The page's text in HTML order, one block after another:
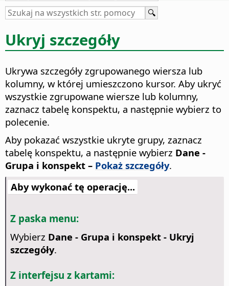
Ukryj szczegóły
Ukrywa szczegóły zgrupowanego wiersza lub
kolumny, w której umieszczono kursor. Aby ukryć
wszystkie zgrupowane wiersze lub kolumny,
zaznacz tabelę konspektu, a następnie wybierz to
polecenie.
Aby pokazać wszystkie ukryte grupy, zaznacz
tabelę konspektu, a następnie wybierz Dane -
Grupa i konspekt – Pokaż szczegóły.
Aby wykonać tę operację...
Z paska menu:
Wybierz Dane - Grupa i konspekt - Ukryj
szczegóły.
Z interfejsu z kartami: